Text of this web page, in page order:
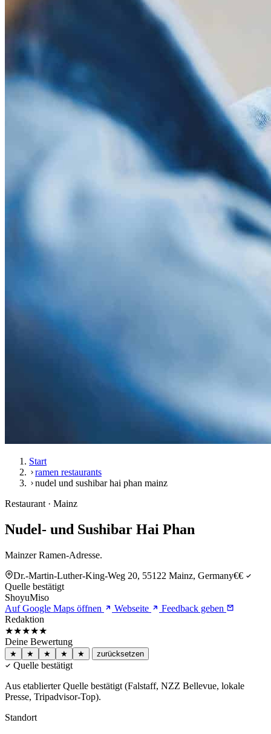
Start
ramen restaurants
nudel und sushibar hai phan mainz
Restaurant · Mainz
Nudel- und Sushibar Hai Phan
Mainzer Ramen-Adresse.
Dr.-Martin-Luther-King-Weg 20, 55122 Mainz, Germany€€
Quelle bestätigt
ShoyuMiso
Auf Google Maps öffnen
Webseite
Feedback geben
Redaktion
★★★★★
Deine Bewertung
★ ★ ★ ★ ★ zurücksetzen
Quelle bestätigt
Aus etablierter Quelle bestätigt (Falstaff, NZZ Bellevue, lokale
Presse, Tripadvisor-Top).
Standort